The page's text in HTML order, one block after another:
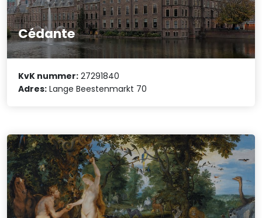
Cédante
KvK nummer: 27291840
Adres: Lange Beestenmarkt 70